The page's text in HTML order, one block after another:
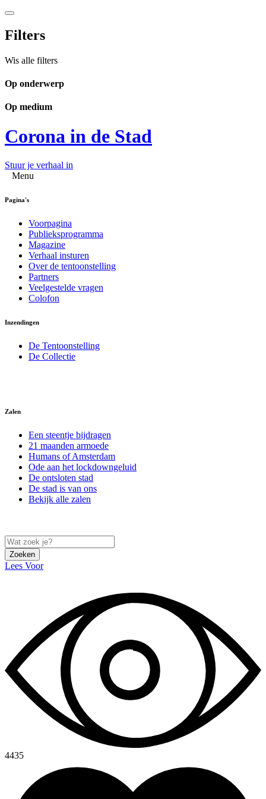
Filters
Wis alle filters
Op onderwerp
Op medium
Corona in de Stad
Stuur je verhaal in
Menu
Pagina's
Voorpagina
Publieksprogramma
Magazine
Verhaal insturen
Over de tentoonstelling
Partners
Veelgestelde vragen
Colofon
Inzendingen
De Tentoonstelling
De Collectie
Zalen
Een steentje bijdragen
21 maanden armoede
Humans of Amsterdam
Ode aan het lockdowngeluid
De ontsloten stad
De stad is van ons
Bekijk alle zalen
Zoeken
Lees Voor
4435